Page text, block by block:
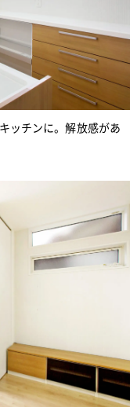
ッチンに。解放感があ